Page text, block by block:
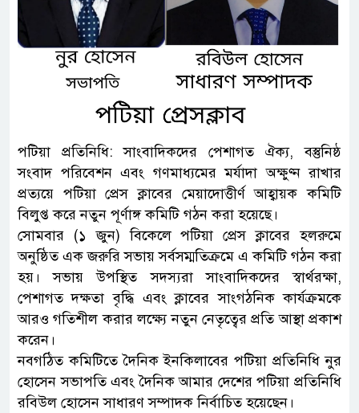
পটিয়া প্রতিনিধি: সাংবাদিকদের পেশাগত ঐক্য, বস্তুনিষ্ঠ
সংবাদ পরিবেশন এবং গণমাধ্যমের মর্যাদা অক্ষুণ্ন রাখার
প্রত্যয়ে পটিয়া প্রেস ক্লাবের মেয়াদোত্তীর্ণ আহ্বায়ক কমিটি
বিলুপ্ত করে নতুন পূর্ণাঙ্গ কমিটি গঠন করা হয়েছে।
সোমবার (১ জুন) বিকেলে পটিয়া প্রেস ক্লাবের হলরুমে
অনুষ্ঠিত এক জরুরি সভায় সর্বসম্মতিক্রমে এ কমিটি গঠন করা
হয়। সভায় উপস্থিত সদস্যরা সাংবাদিকদের স্বার্থরক্ষা,
পেশাগত দক্ষতা বৃদ্ধি এবং ক্লাবের সাংগঠনিক কার্যক্রমকে
আরও গতিশীল করার লক্ষ্যে নতুন নেতৃত্বের প্রতি আস্থা প্রকাশ
করেন।
নবগঠিত কমিটিতে দৈনিক ইনকিলাবের পটিয়া প্রতিনিধি নুর
হোসেন সভাপতি এবং দৈনিক আমার দেশের পটিয়া প্রতিনিধি
রবিউল হোসেন সাধারণ সম্পাদক নির্বাচিত হয়েছেন।